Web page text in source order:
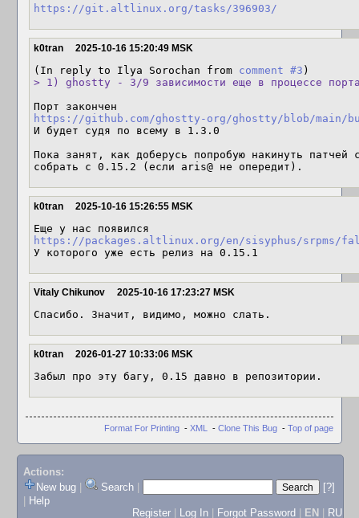
https://git.altlinux.org/tasks/396903/
k0tran 2025-10-16 15:20:49 MSK
(In reply to Ilya Sorochan from comment #3
> 1) ghostty - 3/9 зависимости еще в процессе
https://github.com/ghostty-org/ghostty/blob/main/
И будет судя по всему в 1.3.0
Пока занят, как доберусь попробую накинуть
собрать с 0.15.2 (если aris@ не опередит).
k0tran 2025-10-16 15:26:55 MSK
https://packages.altlinux.org/en/sisyphus/srpms/
У которого уже есть релиз на 0.15.1
Vitaly Chikunov 2025-10-16 17:23:27 MSK
Спасибо. Значит, видимо, можно слать.
k0tran 2026-01-27 10:33:06 MSK
Забыл про эту багу, 0.15 давно в репозитории.
Format For Printing - XML - Clone This Bug - Top of page
Actions:
New bug
Search
[?]
Help
Register
Log In Forgot Password EN RU